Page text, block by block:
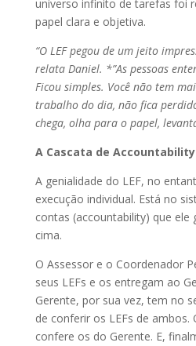
universo infinito de tarefas foi
papel clara e objetiva.
“O LEF pegou de um jeito
relata Daniel. *”As pessoas
Ficou simples. Você não tem
trabalho do dia, não fica
chega, olha para o papel,
A Cascata de Accountability
A genialidade do LEF, no
execução individual. Está no
contas (accountability) que ele
cima.
O Assessor e o Coordenador
seus LEFs e os entregam ao
Gerente, por sua vez, tem no
de conferir os LEFs de ambos.
confere os do Gerente. E,